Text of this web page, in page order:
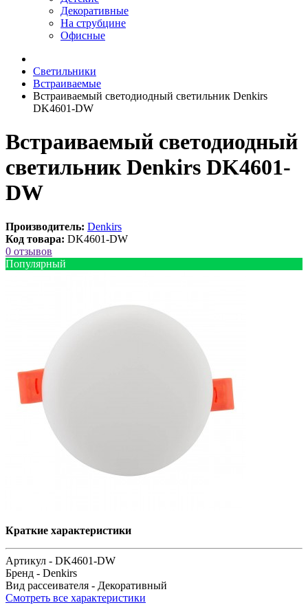
Декоративные
На струбцине
Офисные
Светильники
Встраиваемые
Встраиваемый светодиодный светильник Denkirs
DK4601-DW
Встраиваемый светодиодный
светильник Denkirs DK4601-
DW
Производитель: Denkirs
Код товара: DK4601-DW
0 отзывов
Популярный
Краткие характеристики
Артикул - DK4601-DW
Бренд - Denkirs
Вид рассеивателя - Декоративный
Смотреть все характеристики